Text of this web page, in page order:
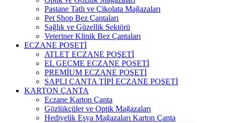
Pastane Tatlı ve Çikolata Mağazaları
Pet Shop Bez Çantaları
Sağlık ve Güzellik Sektörü
Veteriner Klinik Bez Çantaları
ECZANE POŞETİ
ATLET ECZANE POŞETİ
EL GEÇME ECZANE POŞETİ
PREMİUM ECZANE POŞETİ
SAPLI ÇANTA TİPİ ECZANE POŞETİ
KARTON ÇANTA
Eczane Karton Çanta
Gözlükçüler ve Optik Mağazaları
Hediyelik Eşya Mağazaları Karton Çanta